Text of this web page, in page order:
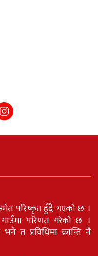
परिष्कृत हुँदै गएको छ ।
गाउँमा परिणत गरेको छ ।
त प्रविधिमा क्रान्ति नै